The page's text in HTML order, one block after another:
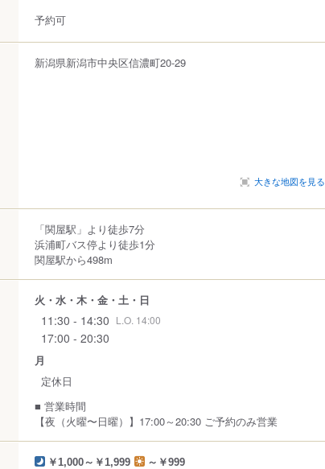
予約可
新潟県新潟市中央区信濃町20-29
大きな地図を見る
「関屋駅」より徒歩7分
浜浦町バス停より徒歩1分
関屋駅から498m
火・水・木・金・土・日
11:30 - 14:30 L.O. 14:00
17:00 - 20:30
月
定休日
■ 営業時間
【夜（火曜〜日曜）】17:00～20:30 ご予約のみ営業
￥1,000～￥1,999 ～￥999